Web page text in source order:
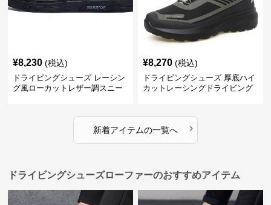
¥8,230 (税込)
ドライビングシューズ レーシン
グ風ローカットレザー調スニー
¥8,270 (税込)
ドライビングシューズ 厚底ハイ
カットレーシングドライビング
新着アイテムの一覧へ ›
ドライビングシューズローファーのおすすめアイテム